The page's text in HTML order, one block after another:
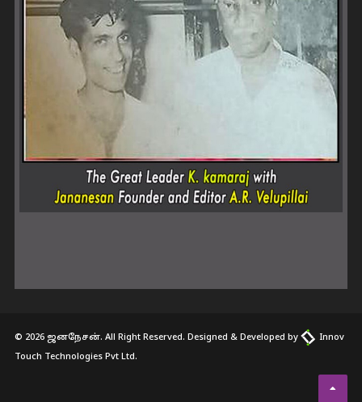
© 2026 ஜனநேசன். All Right Reserved. Designed & Developed by
Innov
Touch Technologies Pvt Ltd.